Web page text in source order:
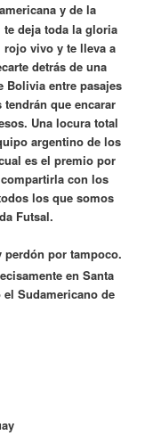
y de la
deja toda la gloria
vivo y te lleva a
detrás de una
Bolivia entre pasajes
que encarar
Una locura total
argentino de los
es el premio por
con los
los que somos
Futsal.
por tampoco.
en Santa
Sudamericano de